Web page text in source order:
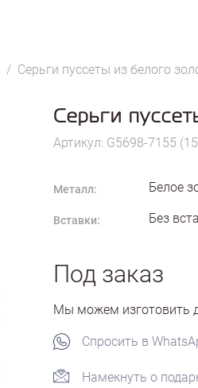
/ Серьги пуссеты из белого
Серьги
Артикул: G5698-7155
Металл: Белое
Вставки: Без
Под заказ
Мы можем изготовить
Спросить в
Намекнуть о